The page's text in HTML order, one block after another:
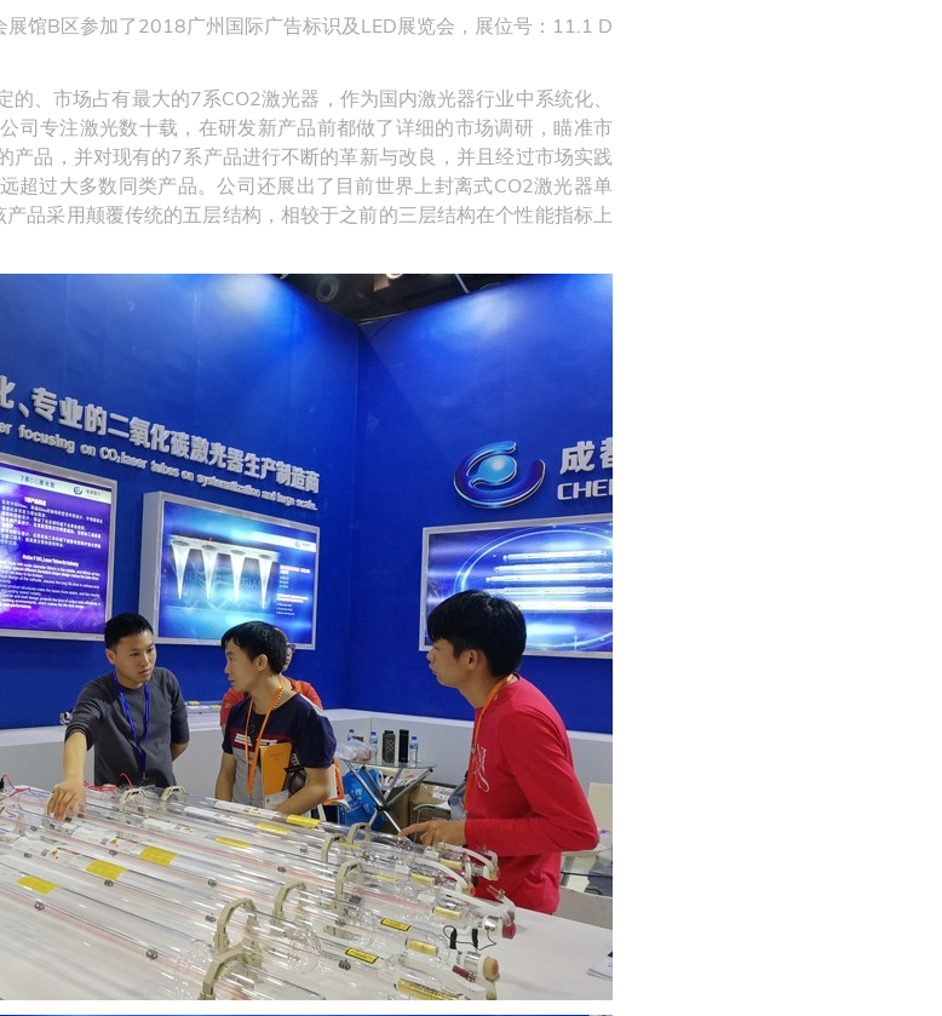
馆B区参加了2018广州国际广告标识及LED展览会，展位号：11.1 D
、市场占有最大的7系CO2激光器，作为国内激光器行业中系统化、
司专注激光数十载，在研发新产品前都做了详细的市场调研，瞄准市
产品，并对现有的7系产品进行不断的革新与改良，并且经过市场实践
超过大多数同类产品。公司还展出了目前世界上封离式CO2激光器单
品采用颠覆传统的五层结构，相较于之前的三层结构在个性能指标上